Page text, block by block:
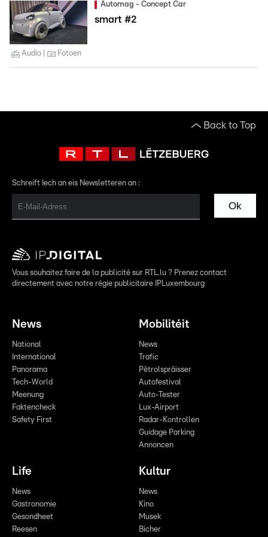
Automag - Concept Car
smart #2
Audio Fotoen
Back to Top
Schreift Iech an eis Newsletteren an :
Ok
Vous souhaitez faire de la publicité sur RTL.lu ? Prenez contact
directement avec notre régie publicitaire IPLuxembourg
News
National
International
Panorama
Tech-World
Meenung
Faktencheck
Safety First
Mobilitéit
News
Trafic
Pëtrolspräisser
Autofestival
Auto-Tester
Lux-Airport
Radar-Kontrollen
Guidage Parking
Annoncen
Life
News
Gastronomie
Gesondheet
Reesen
Kultur
News
Kino
Musek
Bicher